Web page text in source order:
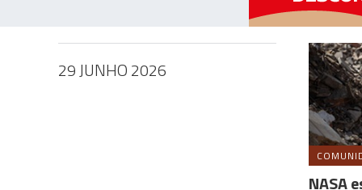
29 JUNHO 2026
NASA